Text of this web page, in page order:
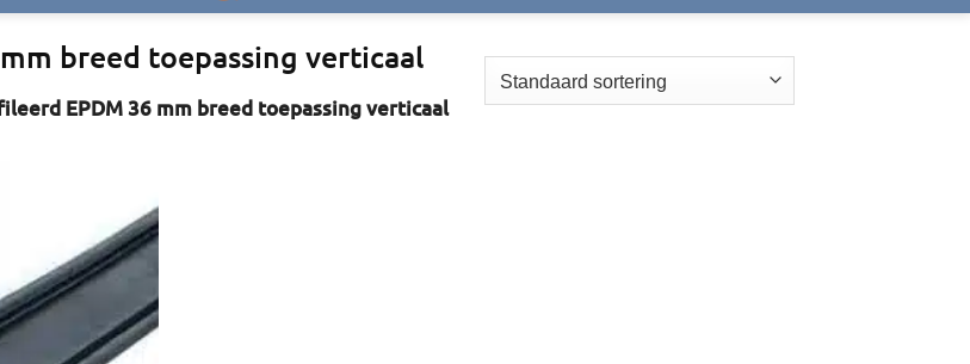
breed toepassing verticaal
EPDM 36 mm breed toepassing verticaal